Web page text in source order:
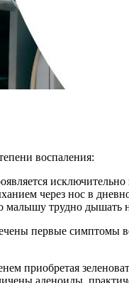
воспаления:
исключительно
через нос в
малышу трудно
первые
приобретая
аденоиды,